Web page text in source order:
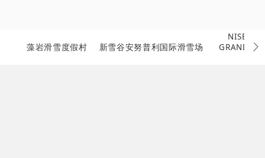
藻岩滑雪度假村 新雪谷安努普利国际滑雪场
NISEKO
GRAND